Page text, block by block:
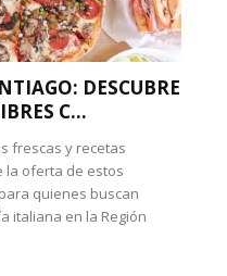
DESCUBRE
C...
frescas y recetas
la oferta de estos
quienes buscan
italiana en la Región